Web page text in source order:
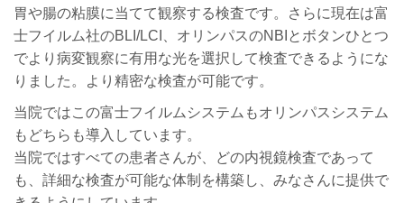
胃や腸の粘膜に当てて観察する検査です。さらに現在は富
士フイルム社のBLI/LCI、オリンパスのNBIとボタンひとつ
でより病変観察に有用な光を選択して検査できるようにな
りました。より精密な検査が可能です。
当院ではこの富士フイルムシステムもオリンパスシステム
もどちらも導入しています。
当院ではすべての患者さんが、どの内視鏡検査であって
も、詳細な検査が可能な体制を構築し、みなさんに提供で